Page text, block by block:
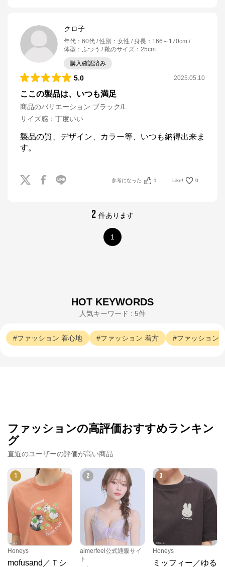
クロ子
年代 ： 60代 性別 ： 女性 身長 ： 166～170cm
体型 ： ふつう 靴のサイズ ： 25cm
購入確認済み
5.0 2025.05.10
ここの製品は、いつも満足
商品のバリエーション:ブラック/L
サイズ感 ： 丁度いい
製品の質、デザイン、カラー等、いつも納得出来ま
す。
参考になった 1 Like! 0
2 件あります
1
HOT KEYWORDS
人気キーワード : 5件
ファッション 着心地 ファッション 着方 ファッション
ファッションの高評価おすすめランキン
グ
直近のユーザーの評価が高い商品
1
Honeys
mofusand／Ｔシ
2
aimerfeel公式通販サイ
ト
3
Honeys
ミッフィー／ゆる